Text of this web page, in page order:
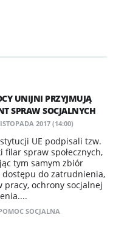
UNIJNI PRZYJMUJĄ
SPRAW SOCJALNYCH
2017 (14:00)
UE podpisali tzw.
filar spraw społecznych,
tym samym zbiór
dostępu do zatrudnienia,
pracy, ochrony socjalnej
SOCJALNA